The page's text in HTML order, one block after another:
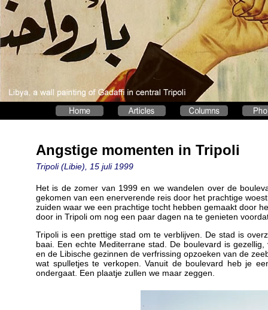
Angstige momenten in Tripoli
Tripoli (Libie), 15 juli 1999
Het is de zomer van 1999 en we wandelen over de
gekomen van een enerverende reis door het prachtige
zuiden waar we een prachtige tocht hebben gemaakt door
door in Tripoli om nog een paar dagen na te genieten
Tripoli is een prettige stad om te verblijven. De stad is
baai. Een echte Mediterrane stad. De boulevard is
en de Libische gezinnen de verfrissing opzoeken van de
wat spulletjes te verkopen. Vanuit de boulevard heb je
ondergaat. Een plaatje zullen we maar zeggen.